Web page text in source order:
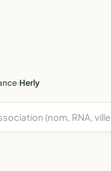
›Herly